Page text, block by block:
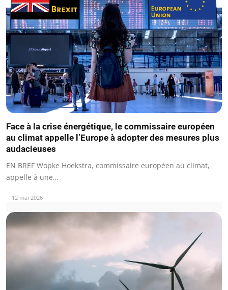
Face à la crise énergétique, le commissaire européen
au climat appelle l’Europe à adopter des mesures plus
audacieuses
EN BREF Wopke Hoekstra, commissaire européen au climat,
appelle à une…
12 mai 2026